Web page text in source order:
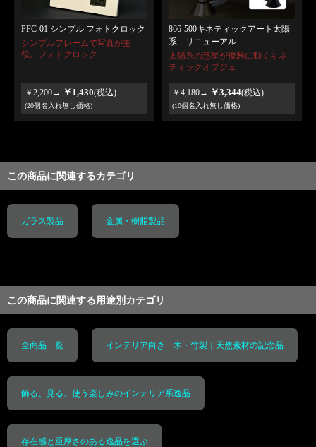
PFC-01 シンプル フォトクロック
シンプルフレームで写真が主
役。フォトクロック
￥2,200→ ￥1,430(税込)
(20個名入れ無し価格)
866-500キネティックアート太陽
系 リニューアル
太陽系の惑星が優雅に動くキネ
ティックオブジェ
￥4,180→ ￥3,344(税込)
(10個名入れ無し価格)
この商品に関連するカテゴリ
ガラス製品 金属・樹脂製品
この商品に関連する用途別カテゴリ
全商品一覧 インテリア向き 木・竹製｜天然素材の記念品
飾る、見る、使う楽しみのインテリア系逸品
存在感と重厚さのある逸品を選ぶ